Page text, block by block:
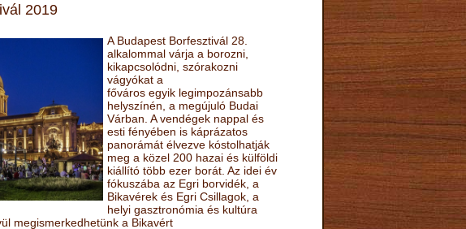
2019
A Budapest Borfesztivál 28.
alkalommal várja a borozni,
kikapcsolódni, szórakozni
vágyókat a
főváros egyik legimpozánsabb
helyszínén, a megújuló Budai
Várban. A vendégek nappal és
esti fényében is káprázatos
panorámát élvezve kóstolhatják
meg a közel 200 hazai és külföldi
kiállító több ezer borát. Az idei év
fókuszába az Egri borvidék, a
Bikavérek és Egri Csillagok, a
helyi gasztronómia és kultúra
megismerkedhetünk a Bikavért